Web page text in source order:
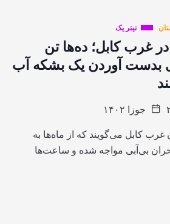
تیتر یک
غرب کابل؛ ده‌ها تن
بدست آوردن یک بشکه‌ آب
کابل می‌گویند که از ماه‌ها به
بی‌آبی مواجه شده و ساعت‌ها